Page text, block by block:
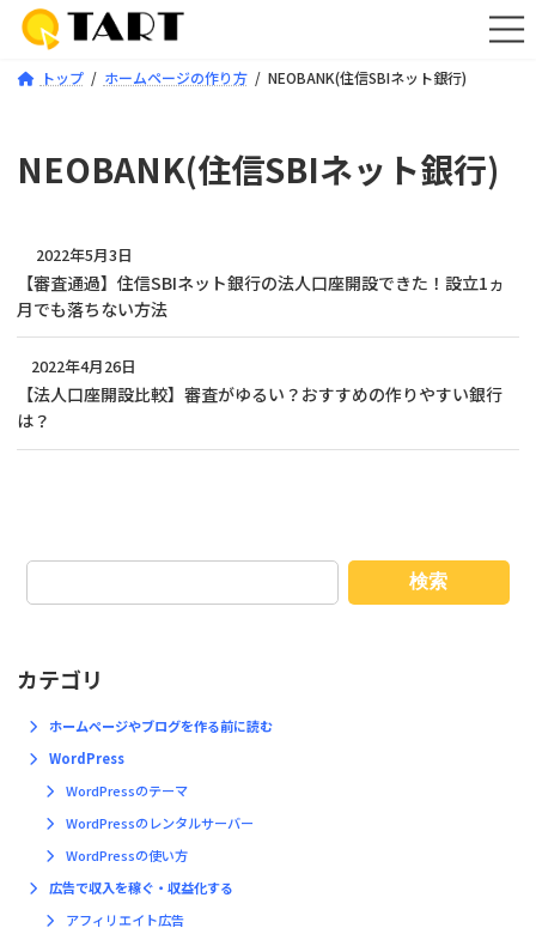
トップ ホームページの作り方 NEOBANK(住信SBIネット銀行)
NEOBANK(住信SBIネット銀行)
2022年5月3日
【審査通過】住信SBIネット銀行の法人口座開設できた！設立1ヵ
月でも落ちない方法
2022年4月26日
【法人口座開設比較】審査がゆるい？おすすめの作りやすい銀行
は？
検索
カテゴリ
ホームページやブログを作る前に読む
WordPress
WordPressのテーマ
WordPressのレンタルサーバー
WordPressの使い方
広告で収入を稼ぐ・収益化する
アフィリエイト広告